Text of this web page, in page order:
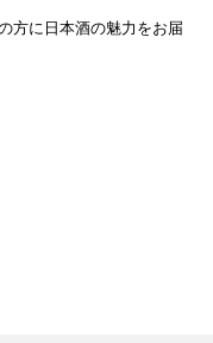
方に日本酒の魅力をお届